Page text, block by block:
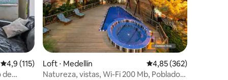
4,9 de uma avaliação média de 5, 115 avaliações
4,9 (115)
de
Loft ⋅ Medellín 4,85 de uma avaliação
4,85 (362)
Natureza, vistas, Wi-Fi 200 Mb, Poblado,